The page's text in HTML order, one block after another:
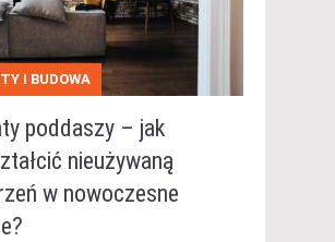
I BUDOWA
poddaszy – jak
nieużywaną
w nowoczesne